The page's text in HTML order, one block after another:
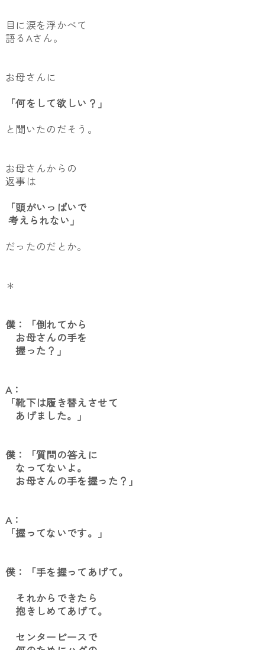
目に涙を浮かべて
語るAさん。
お母さんに
「何をして欲しい？」
と聞いたのだそう。
お母さんからの
返事は
「頭がいっぱいで
考えられない」
だったのだとか。
＊
僕：「倒れてから
お母さんの手を
握った？」
A：
「靴下は履き替えさせて
あげました。」
僕：「質問の答えに
なってないよ。
お母さんの手を握った？」
A：
「握ってないです。」
僕：「手を握ってあげて。
それからできたら
抱きしめてあげて。
センターピースで